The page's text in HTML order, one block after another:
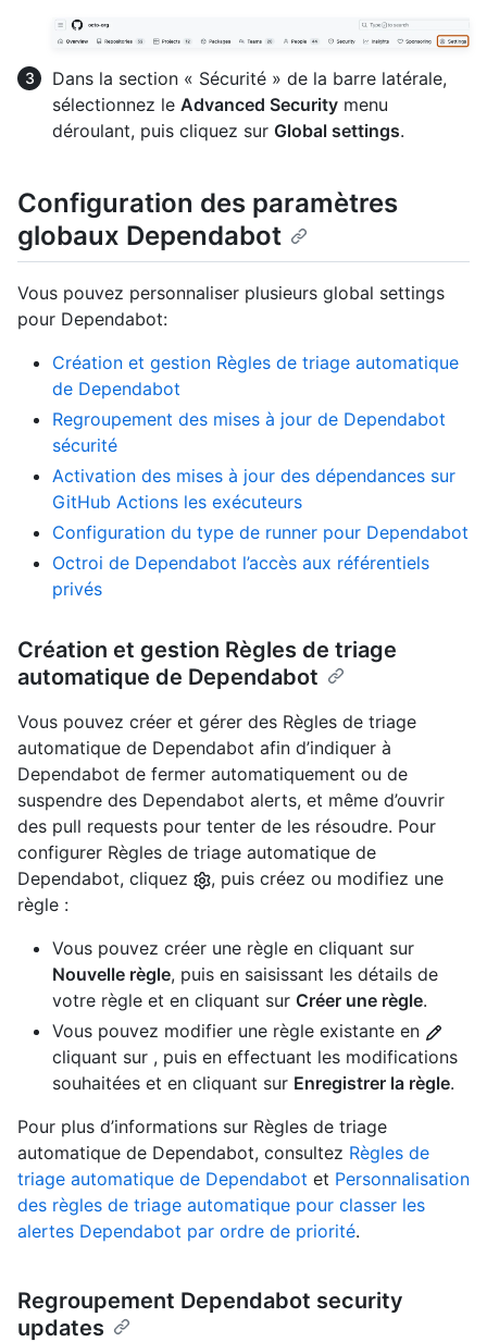
Dans la section « Sécurité » de la barre latérale,
sélectionnez le Advanced Security menu
déroulant, puis cliquez sur Global settings.
Configuration des paramètres
globaux Dependabot
Vous pouvez personnaliser plusieurs global settings
pour Dependabot:
Création et gestion Règles de triage automatique
de Dependabot
Regroupement des mises à jour de Dependabot
sécurité
Activation des mises à jour des dépendances sur
GitHub Actions les exécuteurs
Configuration du type de runner pour Dependabot
Octroi de Dependabot l’accès aux référentiels
privés
Création et gestion Règles de triage
automatique de Dependabot
Vous pouvez créer et gérer des Règles de triage
automatique de Dependabot afin d’indiquer à
Dependabot de fermer automatiquement ou de
suspendre des Dependabot alerts, et même d’ouvrir
des pull requests pour tenter de les résoudre. Pour
configurer Règles de triage automatique de
Dependabot, cliquez
, puis créez ou modifiez une
règle :
Vous pouvez créer une règle en cliquant sur
Nouvelle règle, puis en saisissant les détails de
votre règle et en cliquant sur Créer une règle.
Vous pouvez modifier une règle existante en
cliquant sur , puis en effectuant les modifications
souhaitées et en cliquant sur Enregistrer la règle.
Pour plus d’informations sur Règles de triage
automatique de Dependabot, consultez Règles de
triage automatique de Dependabot et Personnalisation
des règles de triage automatique pour classer les
alertes Dependabot par ordre de priorité.
Regroupement Dependabot security
updates